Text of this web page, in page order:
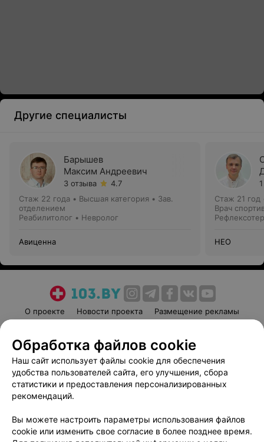
Другие специалисты
Барышев
Максим Андреевич
3 отзыва
4.7
Стаж 22 года • Высшая категория • Зав.
отделением
Реабилитолог • Невролог
Авиценна
Стаж 21 год
Врач
НЕО
О проекте Новости проекта
Размещение рекламы
Пользовательское соглашение
Способы оплаты
Вакансии
Партнеры
Написать руководителю 103.by
Обработка персональных данных
Обработка файлов cookie
Наш сайт использует файлы cookie для обеспечения
удобства пользователей сайта, его улучшения, сбора
статистики и предоставления персонализированных
рекомендаций.
Вы можете настроить параметры использования файлов
cookie или изменить свое согласие в более позднее время.